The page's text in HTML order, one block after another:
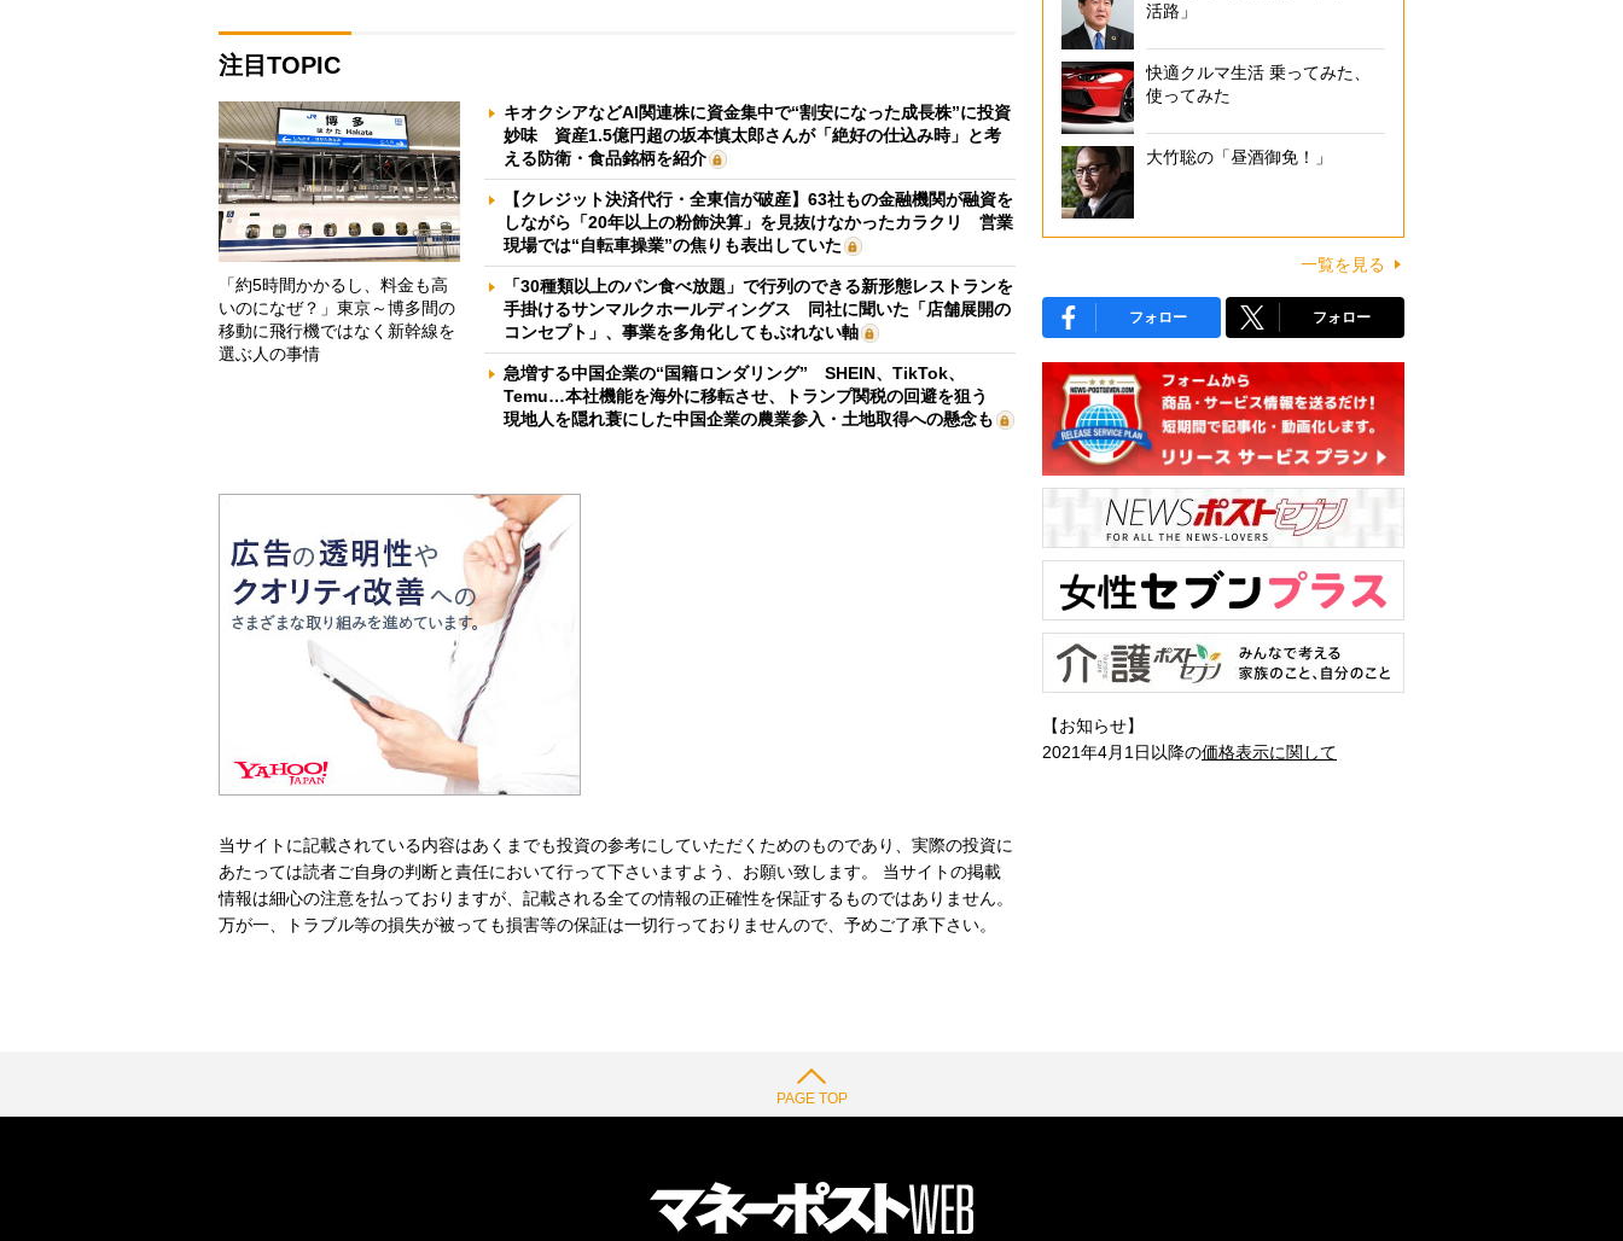
注目TOPIC
「約5時間かかるし、料金も高
いのになぜ？」東京～博多間の
移動に飛行機ではなく新幹線を
選ぶ人の事情
キオクシアなどAI関連株に資金集中で“割安になった成長株”に投資
妙味 資産1.5億円超の坂本慎太郎さんが「絶好の仕込み時」と考
える防衛・食品銘柄を紹介
【クレジット決済代行・全東信が破産】63社もの金融機関が融資を
しながら「20年以上の粉飾決算」を見抜けなかったカラクリ 営業
現場では“自転車操業”の焦りも表出していた
「30種類以上のパン食べ放題」で行列のできる新形態レストランを
手掛けるサンマルクホールディングス 同社に聞いた「店舗展開の
コンセプト」、事業を多角化してもぶれない軸
急増する中国企業の“国籍ロンダリング” SHEIN、TikTok、
Temu…本社機能を海外に移転させ、トランプ関税の回避を狙う
現地人を隠れ蓑にした中国企業の農業参入・土地取得への懸念も
当サイトに記載されている内容はあくまでも投資の参考にしていただくためのものであり、実際の投資に
あたっては読者ご自身の判断と責任において行って下さいますよう、お願い致します。 当サイトの掲載
情報は細心の注意を払っておりますが、記載される全ての情報の正確性を保証するものではありません。
万が一、トラブル等の損失が被っても損害等の保証は一切行っておりませんので、予めご了承下さい。
活路」
快適クルマ生活 乗ってみた、
使ってみた
大竹聡の「昼酒御免！」
一覧を見る
フォロー フォロー
【お知らせ】
2021年4月1日以降の価格表示に関して
PAGE TOP